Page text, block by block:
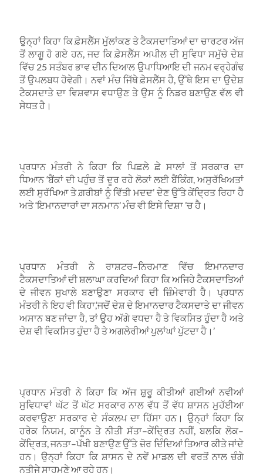
ਉਨ੍ਹਾਂ ਕਿਹਾ ਕਿ ਫ਼ੇਸਲੈੱਸ ਮੁੱਲਾਂਕਣ ਤੇ ਟੈਕਸਦਾਤਿਆਂ ਦਾ ਚਾਰਟਰ ਅੱਜ
ਤੋਂ ਲਾਗੂ ਹੋ ਗਏ ਹਨ, ਜਦ ਕਿ ਫ਼ੇਸਲੈੱਸ ਅਪੀਲ ਦੀ ਸੁਵਿਧਾ ਸਮੁੱਚੇ ਦੇਸ਼
ਵਿੱਚ25 ਸਤੰਬਰ ਭਾਵ ਦੀਨ ਦਿਆਲ ਉਪਾਧਿਆਇ ਦੀ ਜਨਮ ਵਰ੍ਹੇਗੰਢ
ਤੋਂ ਉਪਲਬਧ ਹੋਵੇਗੀ। ਨਵਾਂ ਮੰਚ ਜਿੱਥੇ ਫ਼ੇਸਲੈੱਸ ਹੈ,ਉੱਥੇ ਇਸ ਦਾ ਉਦੇਸ਼
ਟੈਕਸਦਾਤੇ ਦਾ ਵਿਸ਼ਵਾਸ ਵਧਾਉਣ ਤੇ ਉਸ ਨੂੰ ਨਿਡਰ ਬਣਾਉਣ ਵੱਲ ਵੀ
ਸੇਧਤ ਹੈ।
ਪ੍ਰਧਾਨ ਮੰਤਰੀ ਨੇ ਕਿਹਾ ਕਿ ਪਿਛਲੇ ਛੇ ਸਾਲਾਂ ਤੋਂ ਸਰਕਾਰ ਦਾ
ਧਿਆਨ‘ਬੈਂਕਾਂ ਦੀ ਪਹੁੰਚ ਤੋਂ ਦੂਰ ਰਹੇ ਲੋਕਾਂ ਲਈ ਬੈਂਕਿੰਗ,ਅਸੁਰੱਖਿਅਤਾਂ
ਲਈ ਸੁਰੱਖਿਆ ਤੇ ਗ਼ਰੀਬਾਂ ਨੂੰ ਵਿੱਤੀ ਮਦਦ’ ਦੇਣ ਉੱਤੇ ਕੇਂਦ੍ਰਿਤ ਰਿਹਾ ਹੈ
ਅਤੇ‘ਇਮਾਨਦਾਰਾਂ ਦਾ ਸਨਮਾਨ’ਮੰਚ ਵੀ ਇਸੇ ਦਿਸ਼ਾ ’ਚ ਹੈ।
ਪ੍ਰਧਾਨ ਮੰਤਰੀ ਨੇ ਰਾਸ਼ਟਰ–ਨਿਰਮਾਣ ਵਿੱਚ ਇਮਾਨਦਾਰ
ਟੈਕਸਦਾਤਿਆਂ ਦੀ ਸ਼ਲਾਘਾ ਕਰਦਿਆਂ ਕਿਹਾ ਕਿ ਅਜਿਹੇ ਟੈਕਸਦਾਤਿਆਂ
ਦੇ ਜੀਵਨ ਸੁਖਾਲੇ ਬਣਾਉਣਾ ਸਰਕਾਰ ਦੀ ਜ਼ਿੰਮੇਵਾਰੀ ਹੈ। ਪ੍ਰਧਾਨ
ਮੰਤਰੀ ਨੇ ਇਹ ਵੀ ਕਿਹਾ,‘ਜਦੋਂ ਦੇਸ਼ ਦੇ ਇਮਾਨਦਾਰ ਟੈਕਸਦਾਤੇ ਦਾ ਜੀਵਨ
ਅਸਾਨ ਬਣ ਜਾਂਦਾ ਹੈ, ਤਾਂ ਉਹ ਅੱਗੇ ਵਧਦਾ ਹੈ ਤੇ ਵਿਕਸਿਤ ਹੁੰਦਾ ਹੈ ਅਤੇ
ਦੇਸ਼ ਵੀ ਵਿਕਸਿਤ ਹੁੰਦਾ ਹੈ ਤੇ ਅਗਲੇਰੀਆਂ ਪੁਲਾਂਘਾਂ ਪੁੱਟਦਾ ਹੈ। ’
ਪ੍ਰਧਾਨ ਮੰਤਰੀ ਨੇ ਕਿਹਾ ਕਿ ਅੱਜ ਸ਼ੁਰੂ ਕੀਤੀਆਂ ਗਈਆਂ ਨਵੀਆਂ
ਸੁਵਿਧਾਵਾਂ ਘੱਟ ਤੋਂ ਘੱਟ ਸਰਕਾਰ ਨਾਲ ਵੱਧ ਤੋਂ ਵੱਧ ਸ਼ਾਸਨ ਮੁਹੱਈਆ
ਕਰਵਾਉਣਾ ਸਰਕਾਰ ਦੇ ਸੰਕਲਪ ਦਾ ਹਿੱਸਾ ਹਨ। ਉਨ੍ਹਾਂ ਕਿਹਾ ਕਿ
ਹਰੇਕ ਨਿਯਮ, ਕਾਨੂੰਨ ਤੇ ਨੀਤੀ ਸੱਤਾ–ਕੇਂਦ੍ਰਿਤ ਨਹੀਂ,ਬਲਕਿ ਲੋਕ–
ਕੇਂਦ੍ਰਿਤ,ਜਨਤਾ–ਪੱਖੀ ਬਣਾਉਣ ਉੱਤੇ ਜ਼ੋਰ ਦਿੰਦਿਆਂ ਤਿਆਰ ਕੀਤੇ ਜਾਂਦੇ
ਹਨ। ਉਨ੍ਹਾਂ ਕਿਹਾ ਕਿ ਸ਼ਾਸਨ ਦੇ ਨਵੇਂ ਮਾਡਲ ਦੀ ਵਰਤੋਂ ਨਾਲ ਚੰਗੇ
ਨਤੀਜੇ ਸਾਹਮਣੇ ਆ ਰਹੇ ਹਨ।